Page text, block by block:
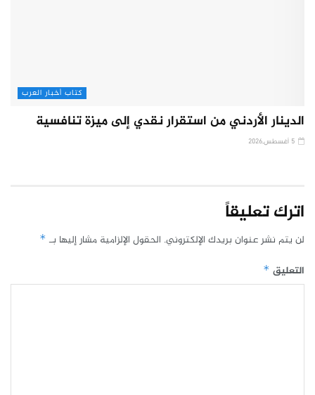
كتاب أخبار العرب
الدينار الأردني من استقرار نقدي إلى ميزة تنافسية
اترك تعليقاً
لن يتم نشر عنوان بريدك الإلكتروني. الحقول الإلزامية مشار إليها بـ *
التعليق *